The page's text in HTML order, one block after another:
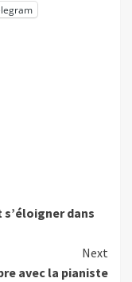
dans
Next
avec la pianiste